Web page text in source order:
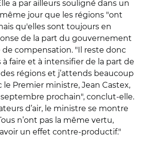
a par ailleurs souligné dans un
jour que les régions "ont
qu'elles sont toujours en
de la part du gouvernement
compensation. "Il reste donc
faire et à intensifier de la part de
régions et j’attends beaucoup
le Premier ministre, Jean Castex,
prochain", conclut-elle.
d’air, le ministre se montre
n’ont pas la même vertu,
un effet contre-productif."